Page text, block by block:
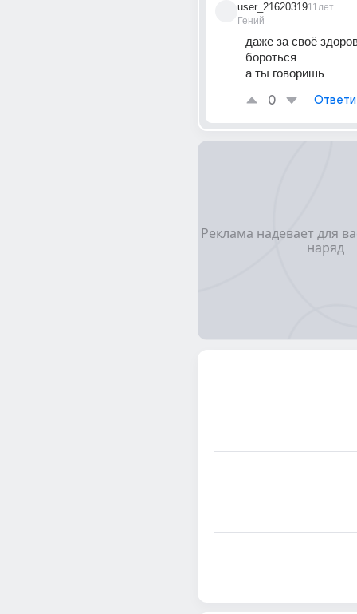
user_21620319
Гений
11лет
даже за своё
бороться
а ты говоришь
0